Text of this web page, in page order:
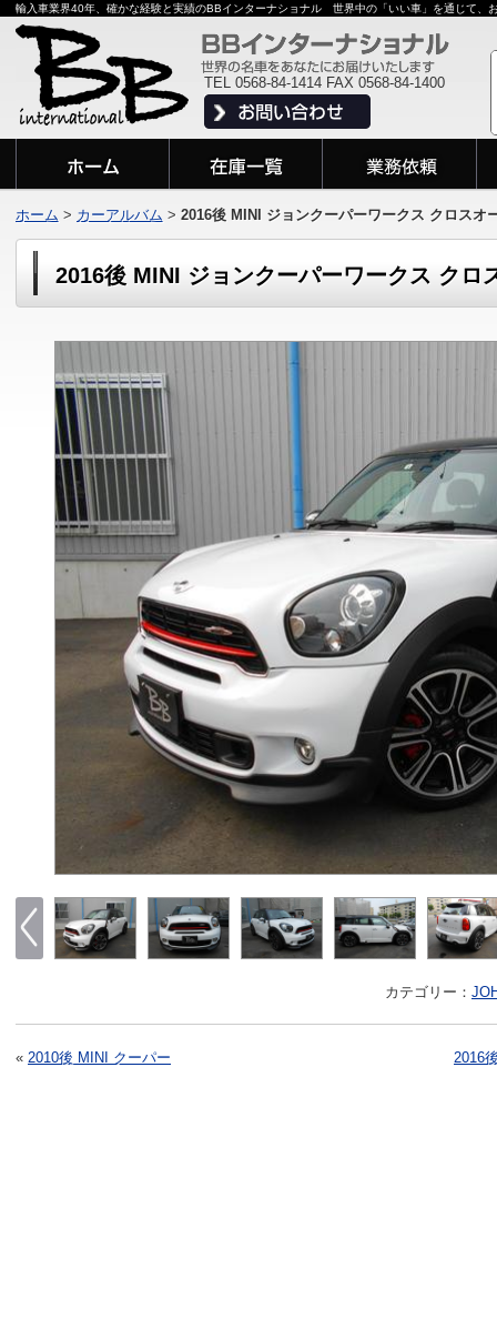
輸入車業界40年、確かな経験と実績のBBインターナショナル 世界中の「いい車」を通じて、
TEL 0568-84-1414 FAX 0568-84-1400
2016後 MINI ジョンクーパーワークス クロ
カテゴリー：
« 2010後 MINI クーパー 2016
ホーム > カーアルバム > 2016後 MINI ジョンクーパーワークス クロスオ